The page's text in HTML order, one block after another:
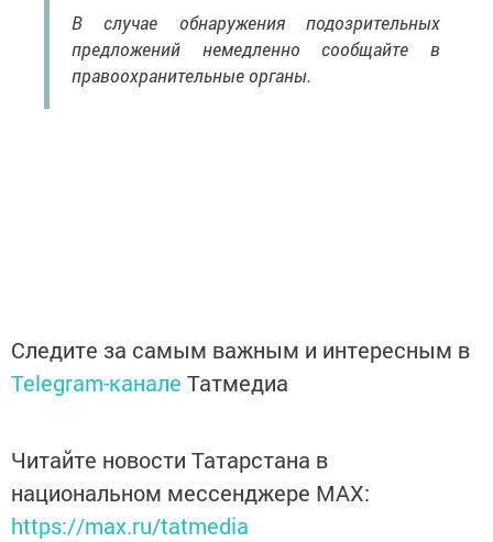
В случае обнаружения подозрительных
предложений немедленно сообщайте в
правоохранительные органы.
Следите за самым важным и интересным в
Telegram-канале Татмедиа
Читайте новости Татарстана в
национальном мессенджере MАХ:
https://max.ru/tatmedia